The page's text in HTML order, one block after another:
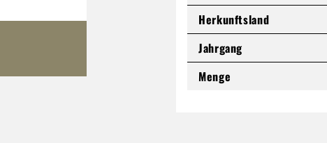
Herkunftsland
Jahrgang
Menge